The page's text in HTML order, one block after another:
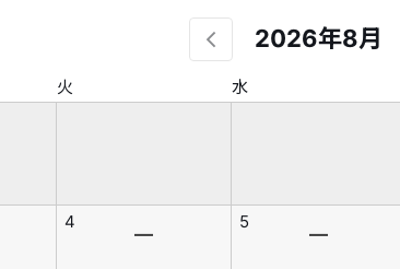
2026年8月
火 水
4
―
5
―